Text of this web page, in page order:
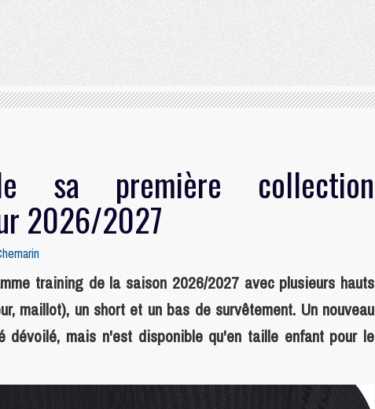
sa première collection
2026/2027
training de la saison 2026/2027 avec plusieurs hauts
maillot), un short et un bas de survêtement. Un nouveau
dévoilé, mais n'est disponible qu'en taille enfant pour le